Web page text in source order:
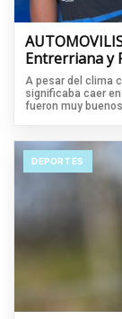
Entrerriana y
A pesar del clima
significaba caer
fueron muy buenos.
DEPORTES